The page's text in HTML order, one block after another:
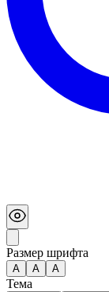
Размер шрифта
А A A
Тема